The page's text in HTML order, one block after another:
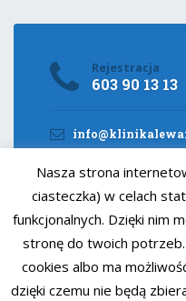
Rejestracja
603 90 13 13
Instagram
Radwańska 68,
Nasza strona
ciasteczka) w celach
funkcjonalnych. Dzięki nim
stronę do twoich
cookies albo ma
dzięki czemu nie będą